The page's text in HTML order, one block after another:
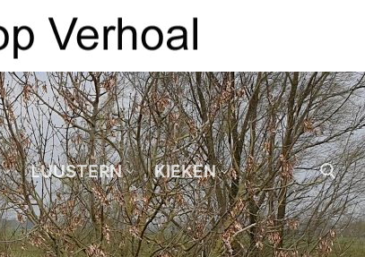
LUUSTERN KIEKEN
Zoeken naar: